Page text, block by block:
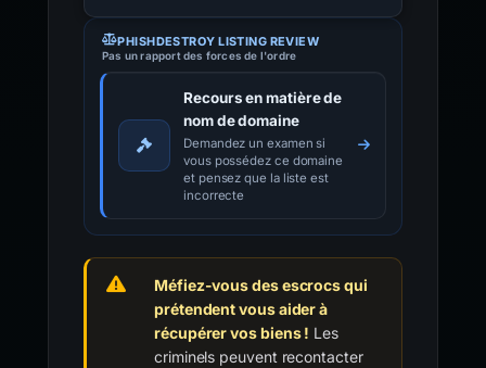
PHISHDESTROY LISTING REVIEW
Pas un rapport des forces de l'ordre
Recours en matière de
nom de domaine
Demandez un examen si
vous possédez ce domaine
et pensez que la liste est
incorrecte
Méfiez-vous des escrocs qui
prétendent vous aider à
récupérer vos biens ! Les
criminels peuvent recontacter